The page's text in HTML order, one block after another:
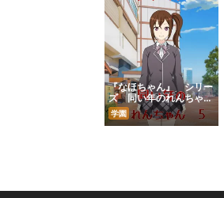
『なほちゃん』 シリー
ズ 同い年のれんちゃん
5学園